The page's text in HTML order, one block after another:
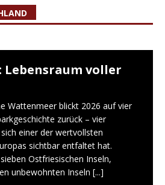
voller
Wattenmeer blickt 2026 auf vier
zurück – vier
einer der wertvollsten
sichtbar entfaltet hat.
Ostfriesischen Inseln,
unbewohnten Inseln [...]